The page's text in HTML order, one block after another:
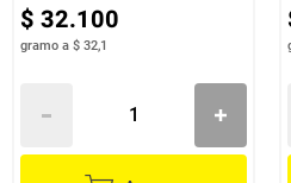
$ 32.100
gramo a $ 32,1